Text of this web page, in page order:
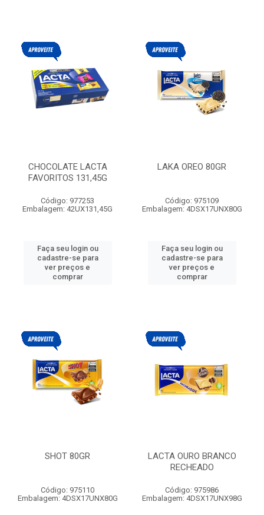
CHOCOLATE LACTA
FAVORITOS 131,45G
Código: 977253
Embalagem: 42UX131,45G
Faça seu login ou
cadastre-se para
ver preços e
comprar
LAKA OREO 80GR
Código: 975109
Embalagem: 4DSX17UNX80G
Faça seu login ou
cadastre-se para
ver preços e
comprar
SHOT 80GR
Código: 975110
Embalagem: 4DSX17UNX80G
LACTA OURO BRANCO
RECHEADO
Código: 975986
Embalagem: 4DSX17UNX98G